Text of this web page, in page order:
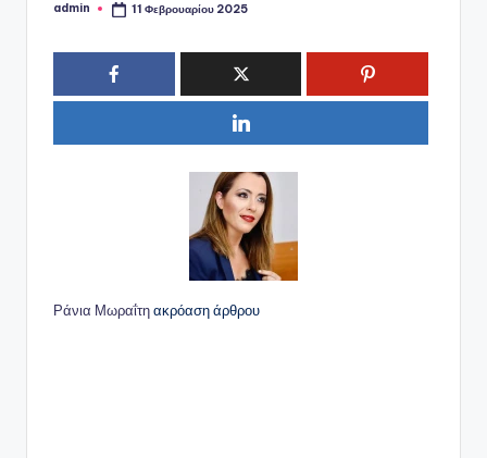
Συγγραφέας:
admin 11 Φεβρουαρίου 2025
Ράνια Μωραΐτηακρόαση άρθρου